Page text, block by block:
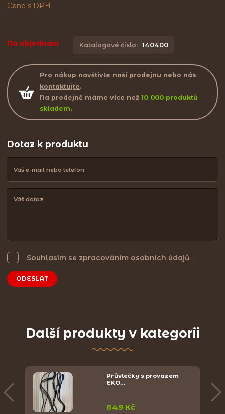
Cena s DPH
Na objednání Katalogové číslo: 140400
Pro nákup navštivte naší prodejnu nebo nás
kontaktujte.
Na prodejně máme více než 10 000 produktů
skladem.
Dotaz k produktu
Souhlasím se zpracováním osobních údajů
ODESLAT
Další produkty v kategorii
Průvlečky s provazem
EKO…
649 Kč